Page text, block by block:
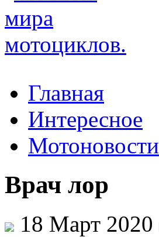
Главная
Интересное
Мотоновости
Врач лор
18 Март 2020